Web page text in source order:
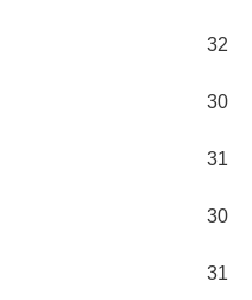
32
30
31
30
31